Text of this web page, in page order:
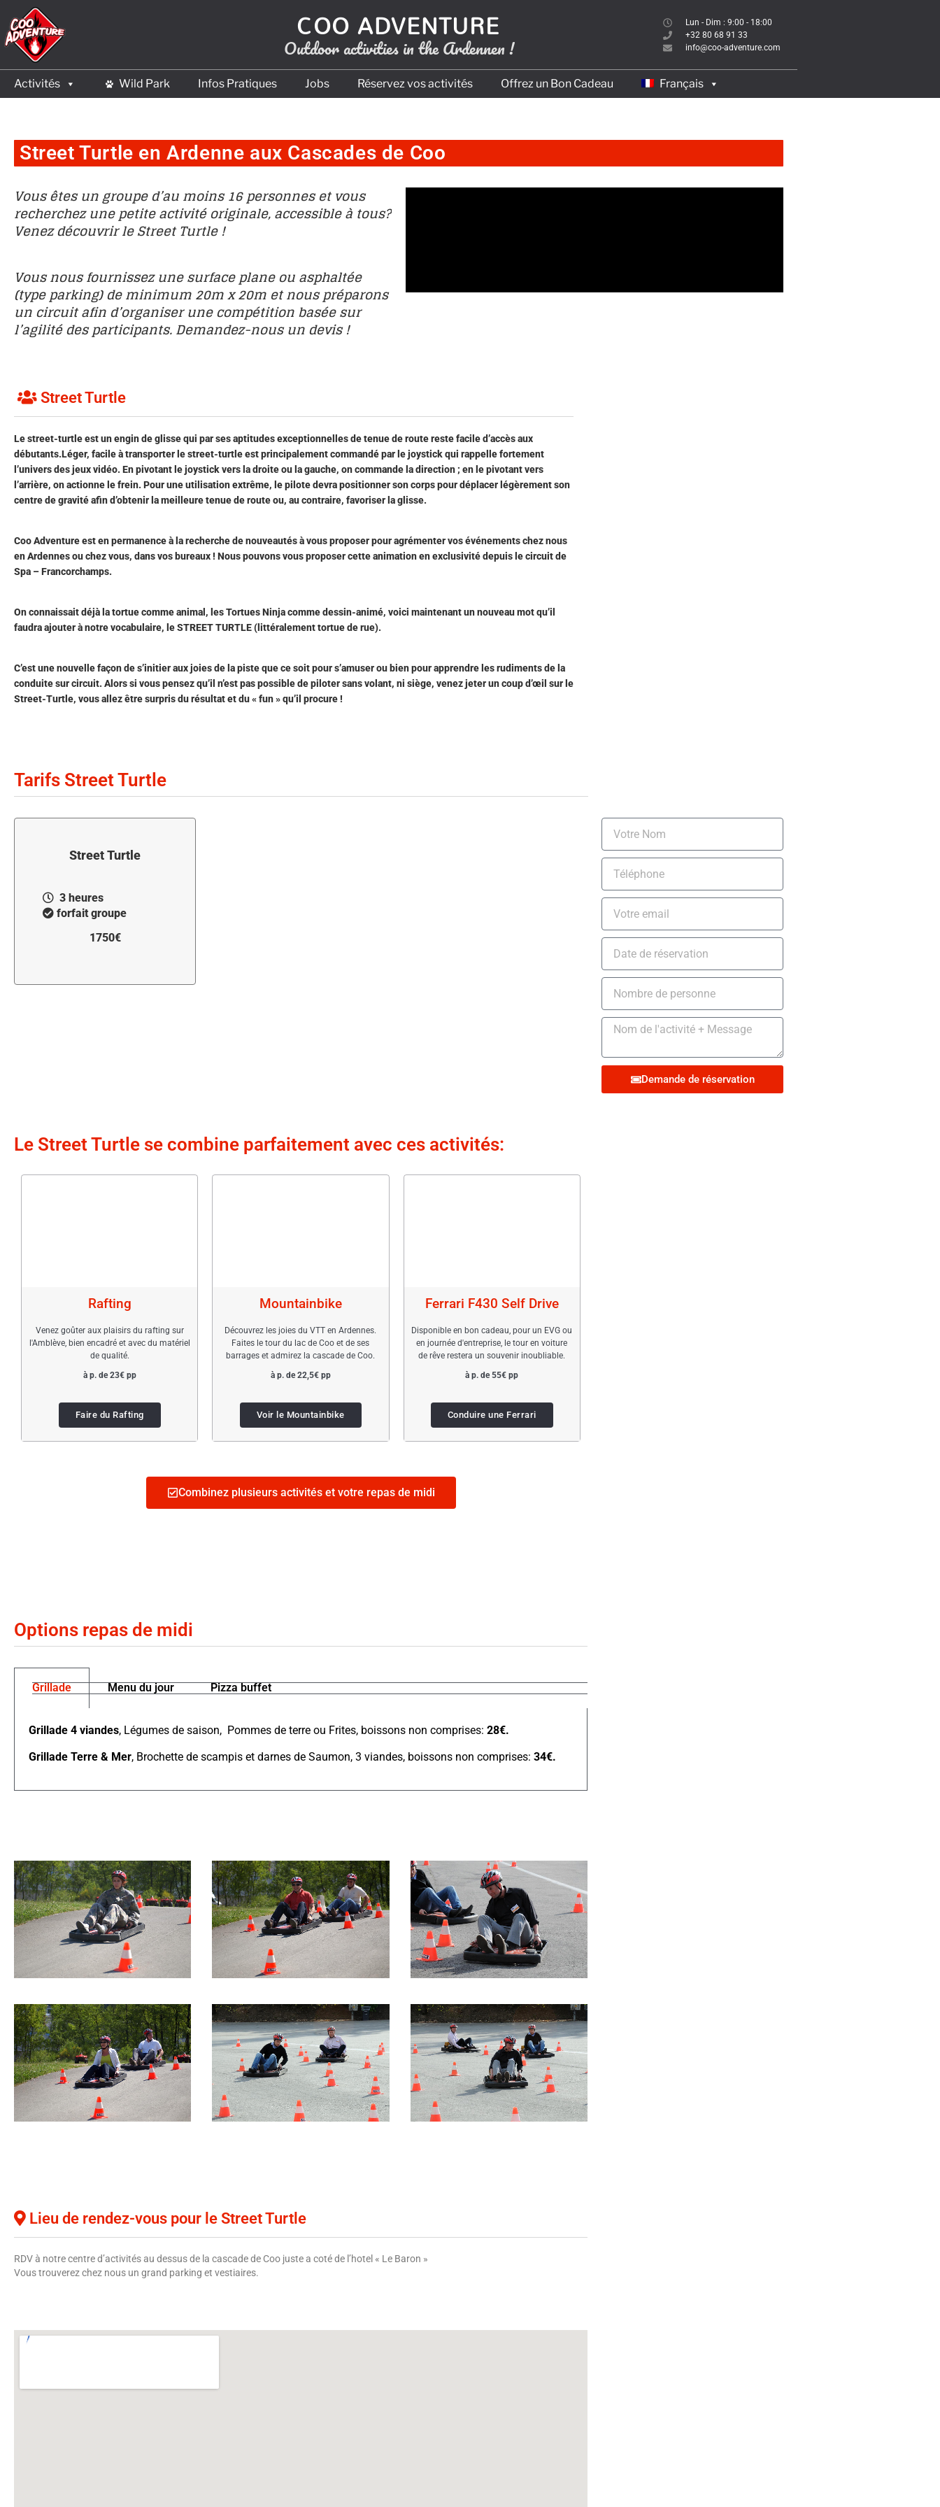
COO ADVENTURE
Outdoor activities in the Ardennen !
Lun - Dim : 9:00 - 18:00
+32 80 68 91 33
info@coo-adventure.com
Activités Wild Park Infos Pratiques Jobs Réservez vos activités Offrez un Bon Cadeau Français
Street Turtle en Ardenne aux Cascades de Coo
Vous êtes un groupe d’au moins 16 personnes et vous
recherchez une petite activité originale, accessible à tous?
Venez découvrir le Street Turtle !
Vous nous fournissez une surface plane ou asphaltée
(type parking) de minimum 20m x 20m et nous préparons
un circuit afin d’organiser une compétition basée sur
l’agilité des participants. Demandez-nous un devis !
Street Turtle
Le street-turtle est un engin de glisse qui par ses aptitudes exceptionnelles de tenue de route reste facile d’accès aux
débutants.Léger, facile à transporter le street-turtle est principalement commandé par le joystick qui rappelle fortement
l’univers des jeux vidéo. En pivotant le joystick vers la droite ou la gauche, on commande la direction ; en le pivotant vers
l’arrière, on actionne le frein. Pour une utilisation extrême, le pilote devra positionner son corps pour déplacer légèrement son
centre de gravité afin d’obtenir la meilleure tenue de route ou, au contraire, favoriser la glisse.
Coo Adventure est en permanence à la recherche de nouveautés à vous proposer pour agrémenter vos événements chez nous
en Ardennes ou chez vous, dans vos bureaux ! Nous pouvons vous proposer cette animation en exclusivité depuis le circuit de
Spa – Francorchamps.
On connaissait déjà la tortue comme animal, les Tortues Ninja comme dessin-animé, voici maintenant un nouveau mot qu’il
faudra ajouter à notre vocabulaire, le STREET TURTLE (littéralement tortue de rue).
C’est une nouvelle façon de s’initier aux joies de la piste que ce soit pour s’amuser ou bien pour apprendre les rudiments de la
conduite sur circuit. Alors si vous pensez qu’il n’est pas possible de piloter sans volant, ni siège, venez jeter un coup d’œil sur le
Street-Turtle, vous allez être surpris du résultat et du « fun » qu’il procure !
Tarifs Street Turtle
Street Turtle
3 heures
forfait groupe
1750€
Demande de réservation
Le Street Turtle se combine parfaitement avec ces activités:
Rafting
Venez goûter aux plaisirs du rafting sur
l'Amblève, bien encadré et avec du matériel
de qualité.
à p. de 23€ pp
Faire du Rafting
Mountainbike
Découvrez les joies du VTT en Ardennes.
Faites le tour du lac de Coo et de ses
barrages et admirez la cascade de Coo.
à p. de 22,5€ pp
Voir le Mountainbike
Ferrari F430 Self Drive
Disponible en bon cadeau, pour un EVG ou
en journée d'entreprise, le tour en voiture
de rêve restera un souvenir inoubliable.
à p. de 55€ pp
Conduire une Ferrari
Combinez plusieurs activités et votre repas de midi
Options repas de midi
Grillade Menu du jour Pizza buffet
Grillade 4 viandes, Légumes de saison, Pommes de terre ou Frites, boissons non comprises: 28€.
Grillade Terre & Mer, Brochette de scampis et darnes de Saumon, 3 viandes, boissons non comprises: 34€.
Lieu de rendez-vous pour le Street Turtle
RDV à notre centre d’activités au dessus de la cascade de Coo juste a coté de l’hotel « Le Baron »
Vous trouverez chez nous un grand parking et vestiaires.